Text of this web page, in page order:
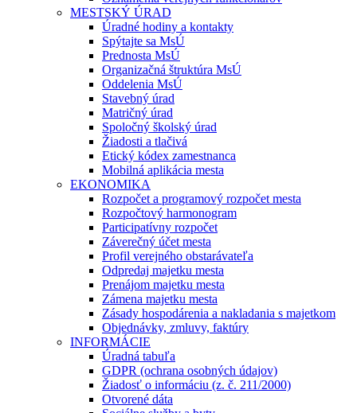
MESTSKÝ ÚRAD
Úradné hodiny a kontakty
Spýtajte sa MsÚ
Prednosta MsÚ
Organizačná štruktúra MsÚ
Oddelenia MsÚ
Stavebný úrad
Matričný úrad
Spoločný školský úrad
Žiadosti a tlačivá
Etický kódex zamestnanca
Mobilná aplikácia mesta
EKONOMIKA
Rozpočet a programový rozpočet mesta
Rozpočtový harmonogram
Participatívny rozpočet
Záverečný účet mesta
Profil verejného obstarávateľa
Odpredaj majetku mesta
Prenájom majetku mesta
Zámena majetku mesta
Zásady hospodárenia a nakladania s majetkom
Objednávky, zmluvy, faktúry
INFORMÁCIE
Úradná tabuľa
GDPR (ochrana osobných údajov)
Žiadosť o informáciu (z. č. 211/2000)
Otvorené dáta